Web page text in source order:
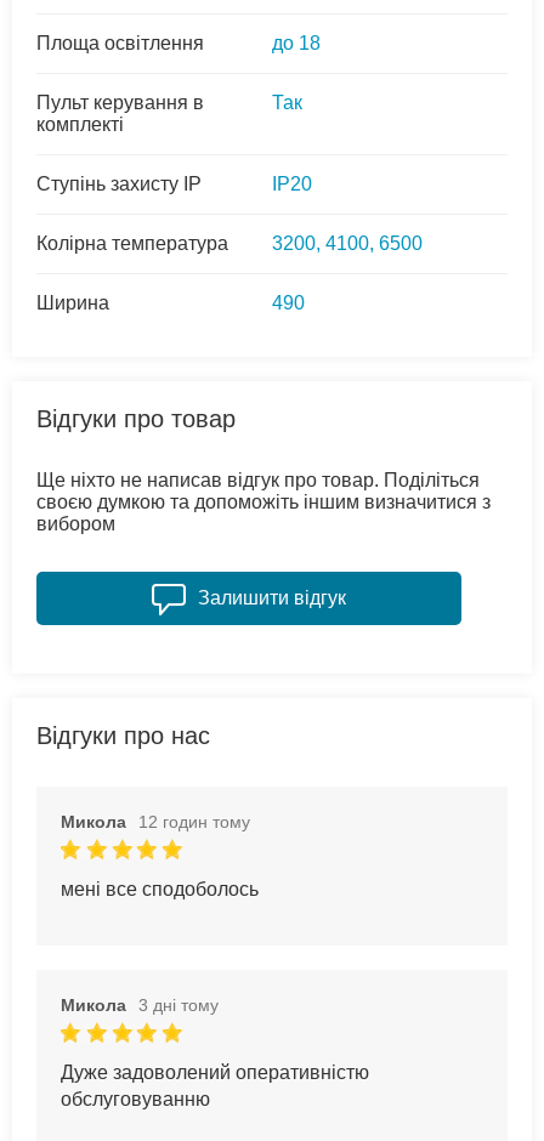
Площа освітлення до 18
Пульт керування в
комплекті
Так
Ступінь захисту IP IP20
Колірна температура 3200, 4100, 6500
Ширина 490
Відгуки про товар
Ще ніхто не написав відгук про товар. Поділіться
своєю думкою та допоможіть іншим визначитися з
вибором
Залишити відгук
Відгуки про нас
Микола 12 годин тому
мені все сподоболось
Микола 3 дні тому
Дуже задоволений оперативністю
обслуговуванню